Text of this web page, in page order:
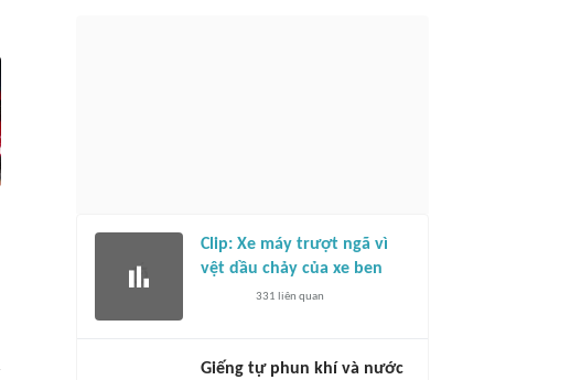
Clip: Xe máy trượt ngã vì
vệt dầu chảy của xe ben
331 liên quan
Giếng tự phun khí và nước